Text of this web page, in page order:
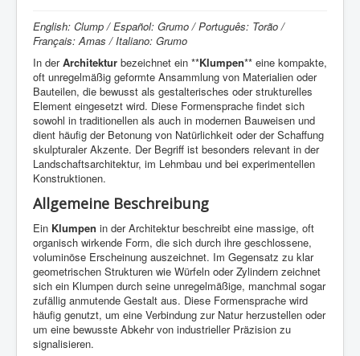
English: Clump / Español: Grumo / Português: Torão /
Français: Amas / Italiano: Grumo
In derArchitektur bezeichnet ein **Klumpen** eine kompakte,
oft unregelmäßig geformte Ansammlung von Materialien oder
Bauteilen, die bewusst als gestalterisches oder strukturelles
Element eingesetzt wird. Diese Formensprache findet sich
sowohl in traditionellen als auch in modernen Bauweisen und
dient häufig der Betonung von Natürlichkeit oder der Schaffung
skulpturaler Akzente. Der Begriff ist besonders relevant in der
Landschaftsarchitektur, im Lehmbau und bei experimentellen
Konstruktionen.
Allgemeine Beschreibung
Ein Klumpen in der Architektur beschreibt eine massige, oft
organisch wirkende Form, die sich durch ihre geschlossene,
voluminöse Erscheinung auszeichnet. Im Gegensatz zu klar
geometrischen Strukturen wie Würfeln oder Zylindern zeichnet
sich ein Klumpen durch seine unregelmäßige, manchmal sogar
zufällig anmutende Gestalt aus. Diese Formensprache wird
häufig genutzt, um eine Verbindung zur Natur herzustellen oder
um eine bewusste Abkehr von industrieller Präzision zu
signalisieren.